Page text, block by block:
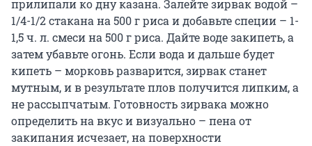
прилипали ко дну казана. Залейте зирвак водой –
1/4-1/2 стакана на 500 г риса и добавьте специи – 1-
1,5 ч. л. смеси на 500 г риса. Дайте воде закипеть, а
затем убавьте огонь. Если вода и дальше будет
кипеть – морковь разварится, зирвак станет
мутным, и в результате плов получится липким, а
не рассыпчатым. Готовность зирвака можно
определить на вкус и визуально – пена от
закипания исчезает, на поверхности